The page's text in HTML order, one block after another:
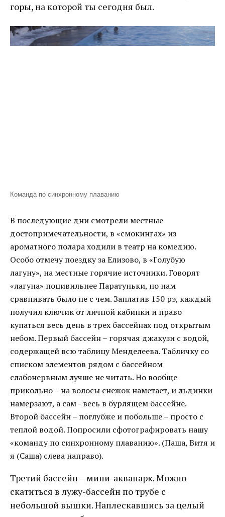
горы, на которой ты сегодня был.
Команда по синхронному плаванию
В последующие дни смотрели местные
достопримечательности, в «смокингах» из
ароматного полара ходили в театр на комедию.
Особо отмечу поездку за Елизово, в «Голубую
лагуну», на местные горячие источники. Говорят
«лагуна» поцивильнее Паратуньки, но нам
сравнивать было не с чем. Заплатив 150 рэ, каждый
получил ключик от личной кабинки и право
купаться весь день в трех бассейнах под открытым
небом. Первый бассейн – горячая джакузи с водой,
содержащей всю таблицу Менделеева. Табличку со
списком элементов рядом с бассейном
слабонервным лучше не читать. Но вообще
прикольно – на волосы снежок наметает, и льдинки
намерзают, а сам - весь в бурлящем бассейне.
Второй бассейн – поглубже и побольше – просто с
теплой водой. Попросили сфотографировать нашу
«команду по синхронному плаванию». (Паша, Витя и
я (Саша) слева направо).
Третий бассейн – мини-аквапарк. Можно
скатиться в лужу-бассейн по трубе с
небольшой вышки. Наплескавшись за целый